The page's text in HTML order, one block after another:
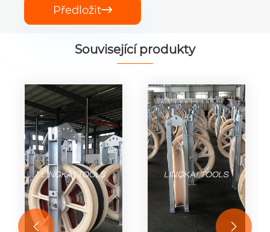
Předložit
Související produkty
 